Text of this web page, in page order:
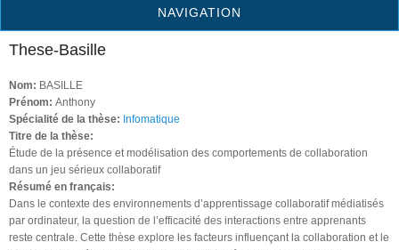
NAVIGATION
These-Basille
Nom: BASILLE
Prénom: Anthony
Spécialité de la thèse: Infomatique
Titre de la thèse:
Étude de la présence et modélisation des comportements de collaboration
dans un jeu sérieux collaboratif
Résumé en français:
Dans le contexte des environnements d’apprentissage collaboratif médiatisés
par ordinateur, la question de l’efficacité des interactions entre apprenants
reste centrale. Cette thèse explore les facteurs influençant la collaboration et le